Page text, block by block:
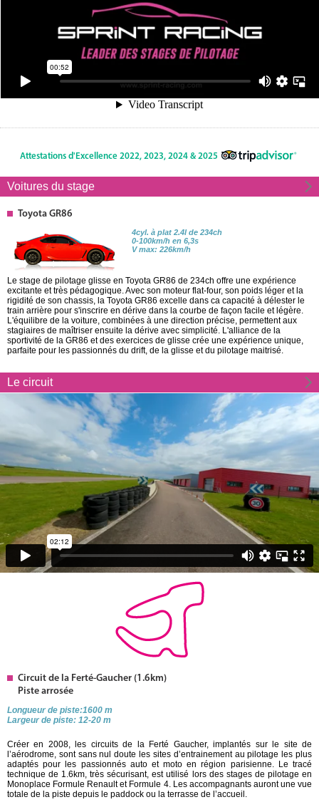
Attestations d'Excellence 2022, 2023, 2024 & 2025
Voitures du stage
Toyota GR86
4cyl. à plat 2.4l de 234ch
0-100km/h en 6,3s
V max: 226km/h
Le stage de pilotage glisse en Toyota GR86 de 234ch offre une expérience
excitante et très pédagogique. Avec son moteur flat-four, son poids léger et la
rigidité de son chassis, la Toyota GR86 excelle dans ca capacité à délester le
train arrière pour s'inscrire en dérive dans la courbe de façon facile et légère.
L'équilibre de la voiture, combinées à une direction précise, permettent aux
stagiaires de maîtriser ensuite la dérive avec simplicité. L'alliance de la
sportivité de la GR86 et des exercices de glisse crée une expérience unique,
parfaite pour les passionnés du drift, de la glisse et du pilotage maitrisé.
Le circuit
Circuit de la Ferté-Gaucher (1.6km)
Piste arrosée
Longueur de piste:1600 m
Largeur de piste: 12-20 m
Créer en 2008, les circuits de la Ferté Gaucher, implantés sur le site de
l’aérodrome, sont sans nul doute les sites d’entrainement au pilotage les plus
adaptés pour les passionnés auto et moto en région parisienne. Le tracé
technique de 1.6km, très sécurisant, est utilisé lors des stages de pilotage en
Monoplace Formule Renault et Formule 4. Les accompagnants auront une vue
totale de la piste depuis le paddock ou la terrasse de l’accueil.